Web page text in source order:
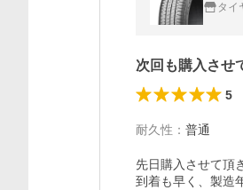
タイ
次回も購入させ
5
耐久性 ： 普通
先日購入させて頂
到着も早く、製造